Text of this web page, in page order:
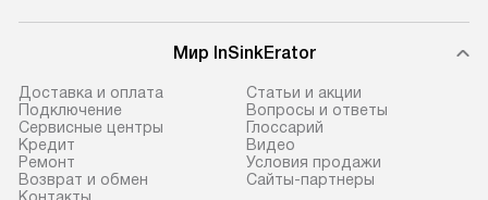
Мир InSinkErator
Доставка и оплата
Подключение
Сервисные центры
Кредит
Ремонт
Возврат и обмен
Статьи и акции
Вопросы и ответы
Глоссарий
Видео
Условия продажи
Сайты-партнеры